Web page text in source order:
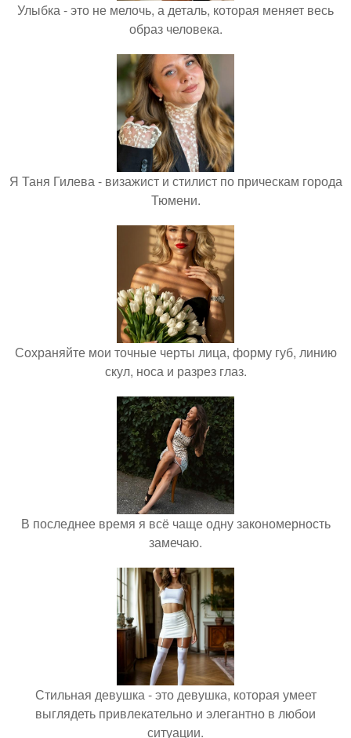
Улыбка - это не мелочь, а деталь, которая меняет весь
образ человека.
Я Таня Гилева - визажист и стилист по прическам города
Тюмени.
Сохраняйте мои точные черты лица, форму губ, линию
скул, носа и разрез глаз.
В последнее время я всё чаще одну закономерность
замечаю.
Стильная девушка - это девушка, которая умеет
выглядеть привлекательно и элегантно в любои
ситуации.